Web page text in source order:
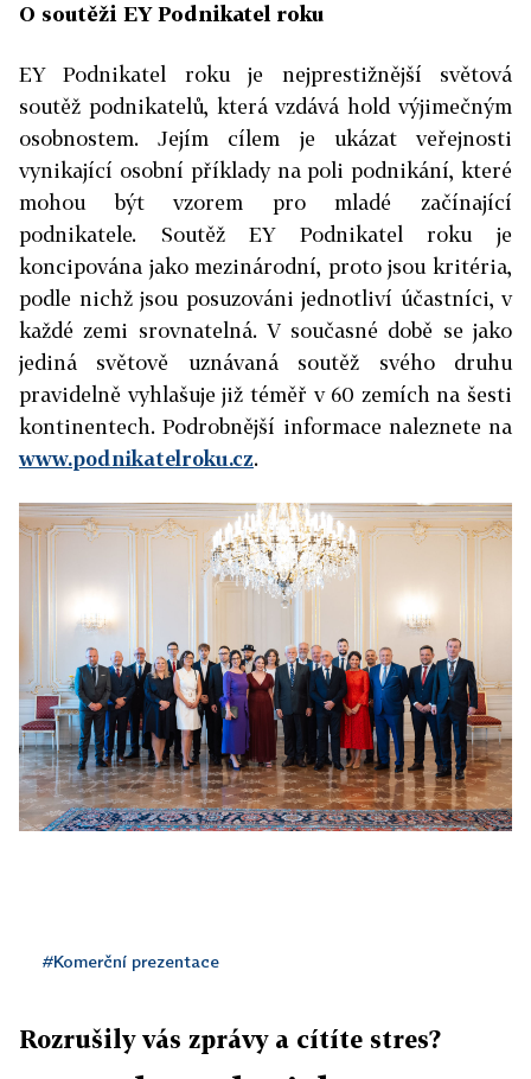
O soutěži EY Podnikatel roku
EY Podnikatel roku je nejprestižnější světová
soutěž podnikatelů, která vzdává hold výjimečným
osobnostem. Jejím cílem je ukázat veřejnosti
vynikající osobní příklady na poli podnikání, které
mohou být vzorem pro mladé začínající
podnikatele. Soutěž EY Podnikatel roku je
koncipována jako mezinárodní, proto jsou kritéria,
podle nichž jsou posuzováni jednotliví účastníci, v
každé zemi srovnatelná. V současné době se jako
jediná světově uznávaná soutěž svého druhu
pravidelně vyhlašuje již téměř v 60 zemích na šesti
kontinentech. Podrobnější informace naleznete na
www.podnikatelroku.cz.
#Komerční prezentace
Rozrušily vás zprávy a cítíte stres?